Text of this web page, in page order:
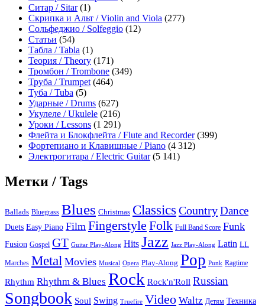
Ситар / Sitar(1)
Скрипка и Альт / Violin and Viola (277)
Сольфеджио / Solfeggio (12)
Статьи (54)
Табла / Tabla (1)
Теория / Theory (171)
Тромбон / Trombone (349)
Труба / Trumpet (464)
Туба / Tuba (5)
Ударные / Drums (627)
Укулеле / Ukulele (216)
Уроки / Lessons (1 291)
Флейта и Блокфлейта / Flute and Recorder(399)
Фортепиано и Клавишные / Piano (4 312)
Электрогитара / Electric Guitar(5 141)
Метки / Tags
Ballads Bluegrass Blues Christmas Classics CountryDance
Duets Easy Piano Film Fingerstyle Folk Full Band Score Funk
Fusion Gospel GT Guitar Play-Along Hits Jazz Jazz Play-Along Latin LL
Marches Metal Movies Musical Opera Play-Along Pop Punk Ragtime
Rhythm Rhythm & Blues Rock Rock'n'Roll Russian
Songbook Soul Swing Truefire Video Waltz Детям Техника